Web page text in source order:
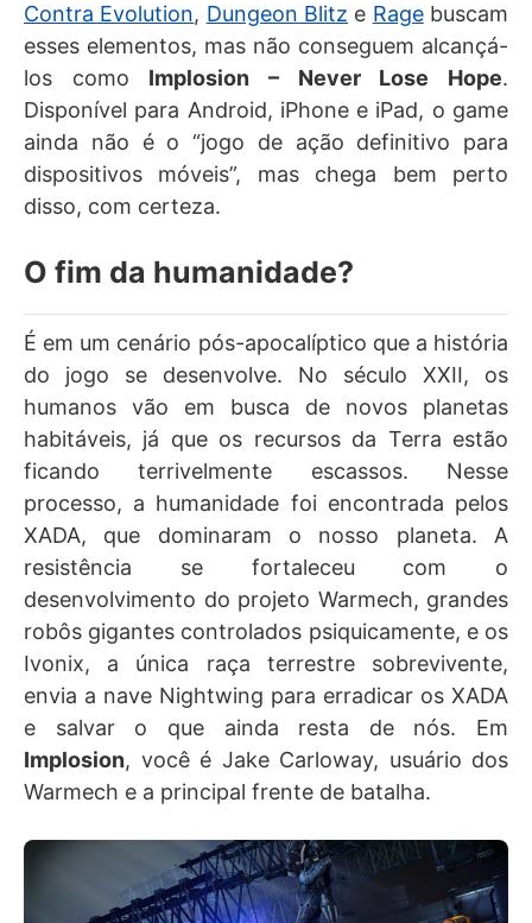
Contra Evolution, Dungeon Blitz e Ragebuscam
esses elementos, mas não conseguem alcançá-
los como Implosion – Never Lose Hope.
Disponível para Android, iPhone e iPad, o game
ainda não é o “jogo de ação definitivo para
dispositivos móveis”, mas chega bem perto
disso, com certeza.
O fim da humanidade?
É em um cenário pós-apocalíptico que a história
do jogo se desenvolve. No século XXII, os
humanos vão em busca de novos planetas
habitáveis, já que os recursos da Terra estão
ficando terrivelmente escassos. Nesse
processo, a humanidade foi encontrada pelos
XADA, que dominaram o nosso planeta. A
resistência se fortaleceu com o
desenvolvimento do projeto Warmech, grandes
robôs gigantes controlados psiquicamente, e os
Ivonix, a única raça terrestre sobrevivente,
envia a nave Nightwing para erradicar os XADA
e salvar o que ainda resta de nós. Em
Implosion, você é Jake Carloway, usuário dos
Warmech e a principal frente de batalha.